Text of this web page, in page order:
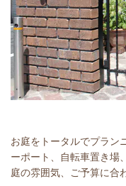
お庭をトータルでプラン
ーポート、自転車置き場
庭の雰囲気、ご予算に合